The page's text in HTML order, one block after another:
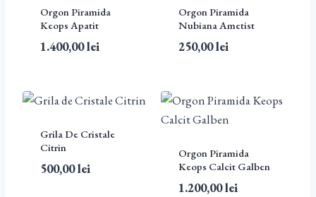
Orgon Piramida
Keops Apatit
1.400,00lei
Orgon Piramida
Nubiana Ametist
250,00lei
Grila De Cristale
Citrin
500,00lei
Orgon Piramida
Keops Calcit Galben
1.200,00lei